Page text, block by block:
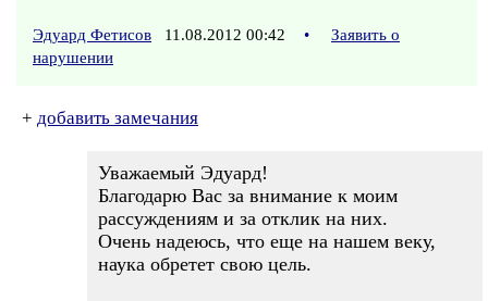
Эдуард Фетисов 11.08.2012 00:42 •
Заявить о
нарушении
+ добавить замечания
Уважаемый Эдуард!
Благодарю Вас за внимание к моим
рассуждениям и за отклик на них.
Очень надеюсь, что еще на нашем веку,
наука обретет свою цель.